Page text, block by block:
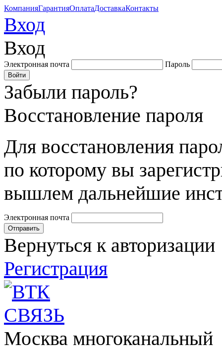
КомпанияГарантияОплатаДоставкаКонтакты
Вход
Вход
Электронная почта Пароль
Забыли пароль?
Восстановление пароля
Для восстановления
по которому вы
вышлем дальнейшие
Электронная почта
Вернуться к авторизации
Регистрация
Москва многоканальный